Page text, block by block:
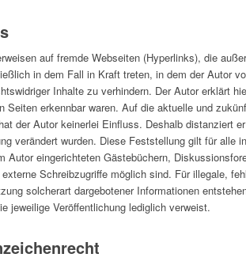
auf fremde Webseiten (Hyperlinks), die
in dem Fall in Kraft treten, in dem der Autor
Inhalte zu verhindern. Der Autor erklärt
Seiten erkennbar waren. Auf die aktuelle und
der Autor keinerlei Einfluss. Deshalb distanziert
verändert wurden. Diese Feststellung gilt für alle
Autor eingerichteten Gästebüchern,
Schreibzugriffe möglich sind. Für illegale,
solcherart dargebotener Informationen
jeweilige Veröffentlichung lediglich verweist.